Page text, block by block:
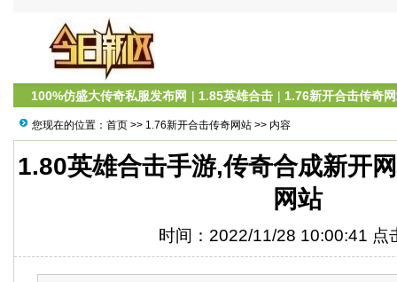
100%仿盛大传奇私服发布网 | 1.85英雄合击 | 1.76新开合击传奇
您现在的位置： 首页 >> 1.76新开合击传奇网站 >> 内容
1.80英雄合击手游,传奇合成新开
网站
时间：2022/11/28 10:00:41 点